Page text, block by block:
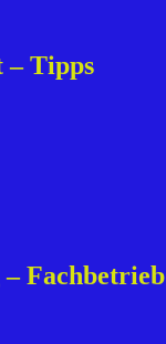
– Tipps
Fachbetrieb